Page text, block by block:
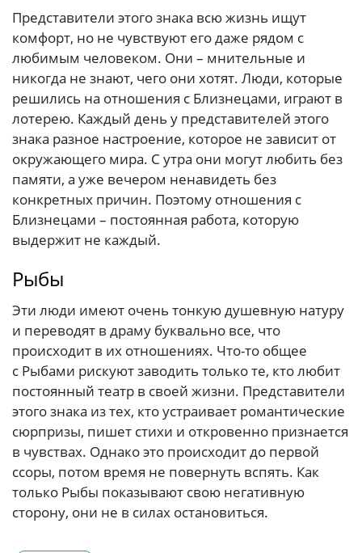
Представители этого знака всю жизнь ищут
комфорт, но не чувствуют его даже рядом с
любимым человеком. Они – мнительные и
никогда не знают, чего они хотят. Люди, которые
решились на отношения с Близнецами, играют в
лотерею. Каждый день у представителей этого
знака разное настроение, которое не зависит от
окружающего мира. С утра они могут любить без
памяти, а уже вечером ненавидеть без
конкретных причин. Поэтому отношения с
Близнецами – постоянная работа, которую
выдержит не каждый.
Рыбы
Эти люди имеют очень тонкую душевную натуру
и переводят в драму буквально все, что
происходит в их отношениях. Что-то общее
с Рыбами рискуют заводить только те, кто любит
постоянный театр в своей жизни. Представители
этого знака из тех, кто устраивает романтические
сюрпризы, пишет стихи и откровенно признается
в чувствах. Однако это происходит до первой
ссоры, потом время не повернуть вспять. Как
только Рыбы показывают свою негативную
сторону, они не в силах остановиться.